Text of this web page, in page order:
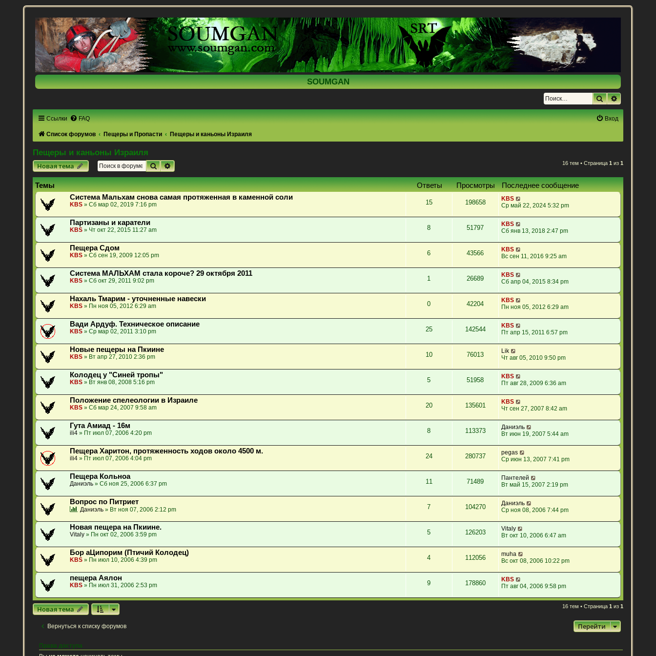
SOUMGAN
Поиск
Ссылки FAQ Вход
Список форумов Пещеры и Пропасти Пещеры и каньоны Израиля
Пещеры и каньоны Израиля
Новая тема
ПоискРасширенный поиск 16 тем • Страница 1 из 1
Темы Ответы Просмотры Последнее сообщение
Система Мальхам снова самая протяженная в каменной соли
KBS » Сб мар 02, 2019 7:16 pm 15 198658
KBS
Ср май 22, 2024 5:32 pm
Партизаны и каратели
KBS » Чт окт 22, 2015 11:27 am 8 51797
KBS
Сб янв 13, 2018 2:47 pm
Пещера Сдом
KBS » Сб сен 19, 2009 12:05 pm 6 43566
KBS
Вс сен 11, 2016 9:25 am
Система МАЛЬХАМ стала короче? 29 октября 2011
KBS » Сб окт 29, 2011 9:02 pm 1 26689
KBS
Сб апр 04, 2015 8:34 pm
Нахаль Тмарим - уточненные навески
KBS » Пн ноя 05, 2012 6:29 am 0 42204
KBS
Пн ноя 05, 2012 6:29 am
Вади Ардуф. Техническое описание
KBS » Ср мар 02, 2011 3:10 pm 25 142544
KBS
Пт апр 15, 2011 6:57 pm
Новые пещеры на Пкиине
KBS » Вт апр 27, 2010 2:36 pm 10 76013
Lik
Чт авг 05, 2010 9:50 pm
Колодец у "Синей тропы"
KBS » Вт янв 08, 2008 5:16 pm 5 51958
KBS
Пт авг 28, 2009 6:36 am
Положение спелеологии в Израиле
KBS » Сб мар 24, 2007 9:58 am 20 135601
KBS
Чт сен 27, 2007 8:42 am
Гута Амиад - 16м
ili4 » Пт июл 07, 2006 4:20 pm 8 113373
Даниэль
Вт июн 19, 2007 5:44 am
Пещера Харитон, протяженность ходов около 4500 м.
ili4 » Пт июл 07, 2006 4:04 pm 24 280737
pegas
Ср июн 13, 2007 7:41 pm
Пещера Кольноа
Даниэль » Сб ноя 25, 2006 6:37 pm 11 71489
Пантелей
Вт май 15, 2007 2:19 pm
Вопрос по Питриет
Даниэль » Вт ноя 07, 2006 2:12 pm 7 104270
Даниэль
Ср ноя 08, 2006 7:44 pm
Новая пещера на Пкиине.
Vitaly » Пн окт 02, 2006 3:59 pm 5 126203
Vitaly
Вт окт 10, 2006 6:47 am
Бор аЦипорим (Птичий Колодец)
KBS » Пн июл 10, 2006 4:39 pm 4 112056
muha
Вс окт 08, 2006 10:22 pm
пещера Аялон
KBS » Пн июл 31, 2006 2:53 pm 9 178860
KBS
Пт авг 04, 2006 9:58 pm
Новая тема 16 тем • Страница 1 из 1
Вернуться к списку форумов Перейти
Права доступа